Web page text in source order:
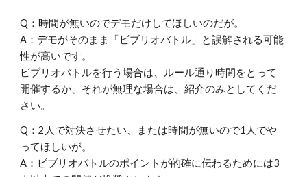
Q：時間が無いのでデモだけしてほしいのだが。
A：デモがそのまま「ビブリオバトル」と誤解される可能
性が高いです。
ビブリオバトルを行う場合は、ルール通り時間をとって
開催するか、それが無理な場合は、紹介のみとしてくだ
さい。
Q：2人で対決させたい、または時間が無いので1人でや
ってほしいが。
A：ビブリオバトルのポイントが的確に伝わるためには3